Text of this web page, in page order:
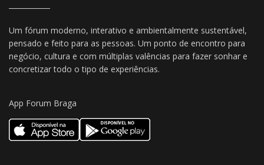
Um fórum moderno, interativo e ambientalmente sustentável,
pensado e feito para as pessoas. Um ponto de encontro para
negócio, cultura e com múltiplas valências para fazer sonhar e
concretizar todo o tipo de experiências.
App Forum Braga